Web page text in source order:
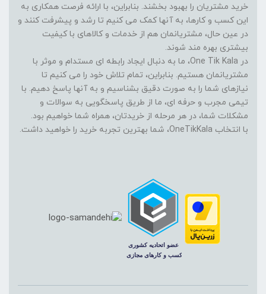
خرید مشتریان را بهبود بخشند. بنابراین، با ارائه فرصت همکاری به
این کسب و کارها، به آنها کمک می کنیم تا رشد و پیشرفت کنند و
در عین حال، مشتریانمان هم از خدمات و کالاهای با کیفیت
بیشتری بهره مند شوند.
در One Tik Kala، ما به دنبال ایجاد رابطه ای مستدام و موثر با
مشتریانمان هستیم. بنابراین، تمام تلاش خود را می کنیم تا
نیازهای شما را به صورت دقیق بشناسیم و به آنها پاسخ دهیم. با
تیمی مجرب و حرفه ای، ما از طریق پاسخگویی به سوالات و
مشکلات شما، در هر مرحله از خریدتان، همراه شما خواهیم بود.
با انتخاب OneTikKala، شما بهترین تجربه خرید را خواهید داشت.